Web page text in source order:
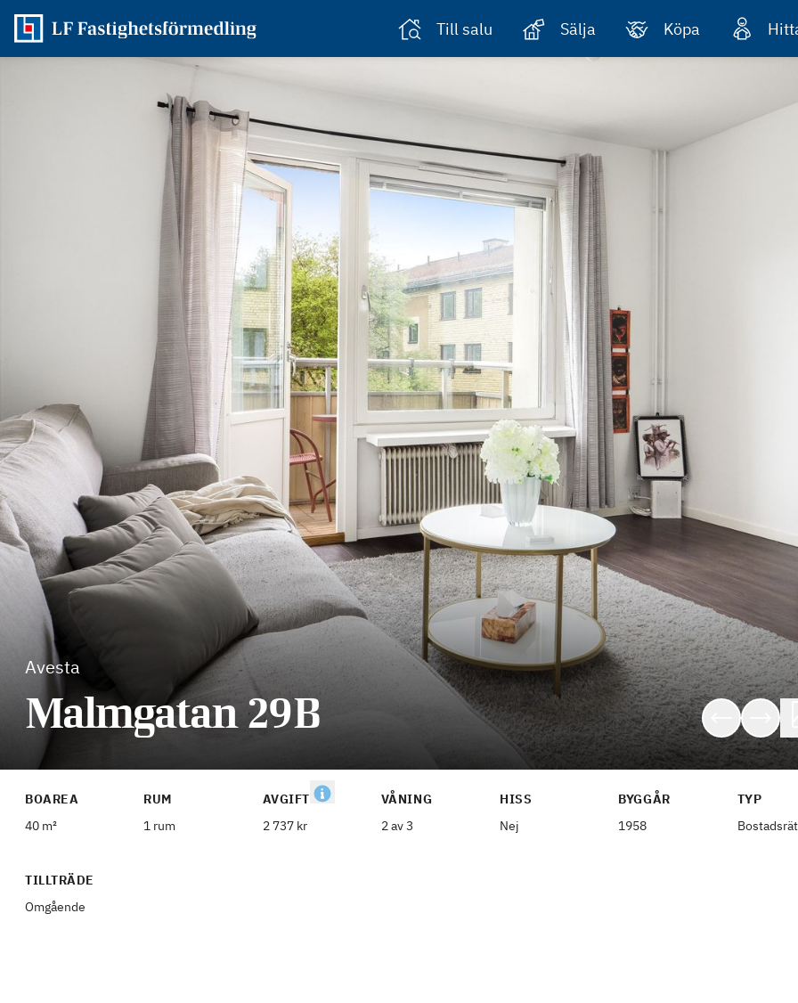
Till salu Sälja Köpa
Avesta
Malmgatan 29B
BOAREA
40 m²
RUM
1 rum
AVGIFT
2 737 kr
VÅNING
2 av 3
HISS
Nej
BYGGÅR
1958
TYP
TILLTRÄDE
Omgående